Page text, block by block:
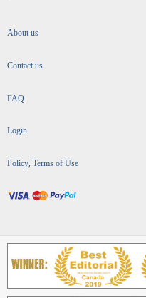
About us
Contact us
FAQ
Login
Policy, Terms of Use